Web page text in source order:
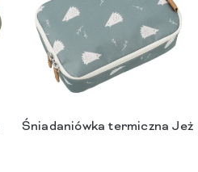
Śniadaniówka termiczna Jeż